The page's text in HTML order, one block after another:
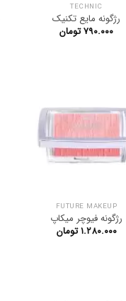
TECHNIC
رژگونه مایع تکنیک
۷۹۰.۰۰۰تومان
FUTURE MAKEUP
رژگونه فیوچر میکاپ
۱.۲۸۰.۰۰۰ تومان